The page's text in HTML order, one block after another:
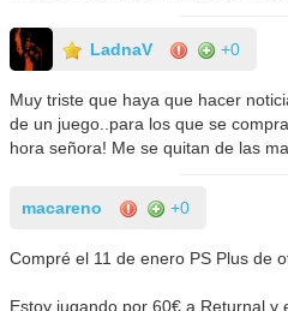
LadnaV +0
Muy triste que haya que hacer
de un juego..para los que se
hora señora! Me se quitan de las
macareno +0
Compré el 11 de enero PS Plus de
Estoy jugando por 60€ a Returnal y